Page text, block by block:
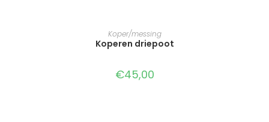
TOEVOEGEN AAN WINKELWAGEN
Koper/messing
Koperen driepoot
€45,00